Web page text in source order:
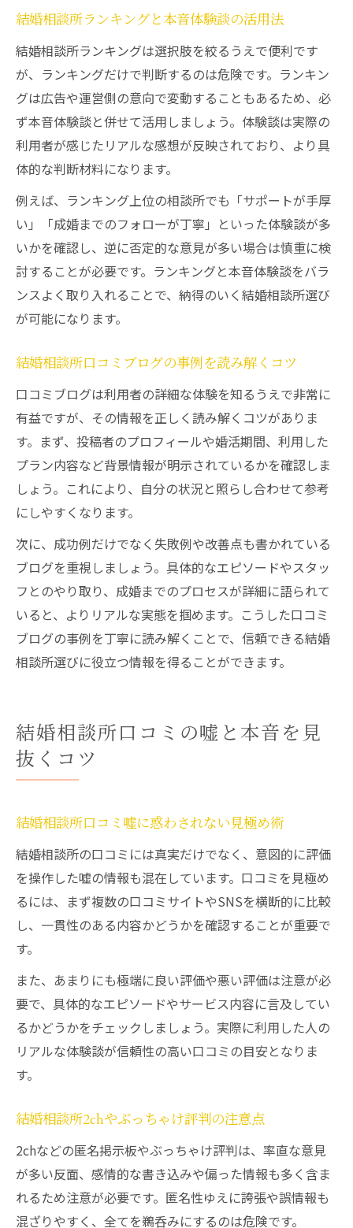
結婚相談所ランキングと本音体験談の活用法
結婚相談所ランキングは選択肢を絞るうえで便利です
が、ランキングだけで判断するのは危険です。ランキン
グは広告や運営側の意向で変動することもあるため、必
ず本音体験談と併せて活用しましょう。体験談は実際の
利用者が感じたリアルな感想が反映されており、より具
体的な判断材料になります。
例えば、ランキング上位の相談所でも「サポートが手厚
い」「成婚までのフォローが丁寧」といった体験談が多
いかを確認し、逆に否定的な意見が多い場合は慎重に検
討することが必要です。ランキングと本音体験談をバラ
ンスよく取り入れることで、納得のいく結婚相談所選び
が可能になります。
結婚相談所口コミブログの事例を読み解くコツ
口コミブログは利用者の詳細な体験を知るうえで非常に
有益ですが、その情報を正しく読み解くコツがありま
す。まず、投稿者のプロフィールや婚活期間、利用した
プラン内容など背景情報が明示されているかを確認しま
しょう。これにより、自分の状況と照らし合わせて参考
にしやすくなります。
次に、成功例だけでなく失敗例や改善点も書かれている
ブログを重視しましょう。具体的なエピソードやスタッ
フとのやり取り、成婚までのプロセスが詳細に語られて
いると、よりリアルな実態を掴めます。こうした口コミ
ブログの事例を丁寧に読み解くことで、信頼できる結婚
相談所選びに役立つ情報を得ることができます。
結婚相談所口コミの嘘と本音を見
抜くコツ
結婚相談所口コミ嘘に惑わされない見極め術
結婚相談所の口コミには真実だけでなく、意図的に評価
を操作した嘘の情報も混在しています。口コミを見極め
るには、まず複数の口コミサイトやSNSを横断的に比較
し、一貫性のある内容かどうかを確認することが重要で
す。
また、あまりにも極端に良い評価や悪い評価は注意が必
要で、具体的なエピソードやサービス内容に言及してい
るかどうかをチェックしましょう。実際に利用した人の
リアルな体験談が信頼性の高い口コミの目安となりま
す。
結婚相談所2chやぶっちゃけ評判の注意点
2chなどの匿名掲示板やぶっちゃけ評判は、率直な意見
が多い反面、感情的な書き込みや偏った情報も多く含ま
れるため注意が必要です。匿名性ゆえに誇張や誤情報も
混ざりやすく、全てを鵜呑みにするのは危険です。